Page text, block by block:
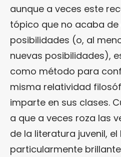
aunque a veces este
tópico que no acaba
posibilidades (o, al
nuevas posibilidades),
como método para
misma relatividad
imparte en sus clases.
a que a veces roza las
de la literatura juvenil,
particularmente